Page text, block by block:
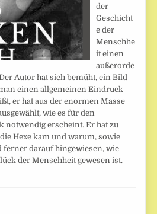
der
Geschicht
e der
Menschhe
it einen
außerorde
Autor hat sich bemüht, ein Bild
einen allgemeinen Eindruck
er hat aus der enormen Masse
wie es für den
notwendig erscheint. Er hat zu
Hexe kam und warum, sowie
ferner darauf hingewiesen, wie
der Menschheit gewesen ist.